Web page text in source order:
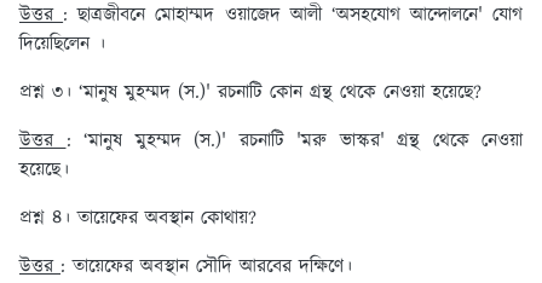
উত্তর: ছাত্রজীবনে মোহাম্মদ ওয়াজেদ আলী ‘অসহযোগ আন্দোলনে' যোগ
দিয়েছিলেন ।
প্রশ্ন ৩। ‘মানুষ মুহম্মদ (স.)' রচনাটি কোন গ্রন্থ থেকে নেওয়া হয়েছে?
উত্তর: ‘মানুষ মুহম্মদ (স.)' রচনাটি 'মরু ভাস্কর' গ্রন্থ থেকে নেওয়া
হয়েছে।
প্রশ্ন ৪। তায়েফের অবস্থান কোথায়?
উত্তর: তায়েফের অবস্থান সৌদি আরবের দক্ষিণে।